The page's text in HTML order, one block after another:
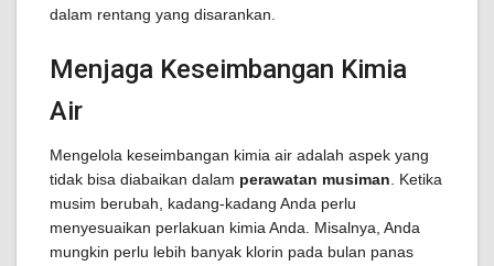
dalam rentang yang disarankan.
Menjaga Keseimbangan Kimia
Air
Mengelola keseimbangan kimia air adalah aspek yang
tidak bisa diabaikan dalam perawatan musiman . Ketika
musim berubah, kadang-kadang Anda perlu
menyesuaikan perlakuan kimia Anda. Misalnya, Anda
mungkin perlu lebih banyak klorin pada bulan panas